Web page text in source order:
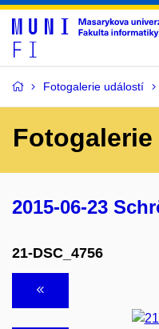
Fotogalerie událostí
2015-06-23
21-DSC_4756